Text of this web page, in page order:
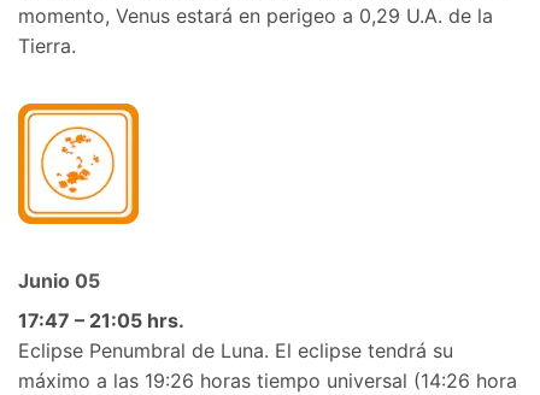
momento, Venus estará en perigeo a 0,29 U.A. de la
Tierra.
Junio 05
17:47 – 21:05 hrs.
Eclipse Penumbral de Luna. El eclipse tendrá su
máximo a las 19:26 horas tiempo universal (14:26 hora